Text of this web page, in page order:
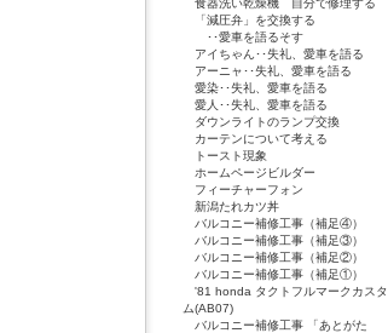
食器洗い乾燥機 自分で修理する
「減圧弁」を交換する
･･愛車を語るそす
アイちゃん･･失礼、愛車を語る
アーニャ･･失礼、愛車を語る
愛染･･失礼、愛車を語る
愛人･･失礼、愛車を語る
ダウンライトのランプ交換
カーテンについて考える
トースト現象
ホームページビルダー
フィーチャーフォン
新潟たれカツ丼
バルコニー補修工事（補足④）
バルコニー補修工事（補足③）
バルコニー補修工事（補足②）
バルコニー補修工事（補足①）
'81 honda タクトフルマークカスタ
ム(AB07)
バルコニー補修工事 「あとがた